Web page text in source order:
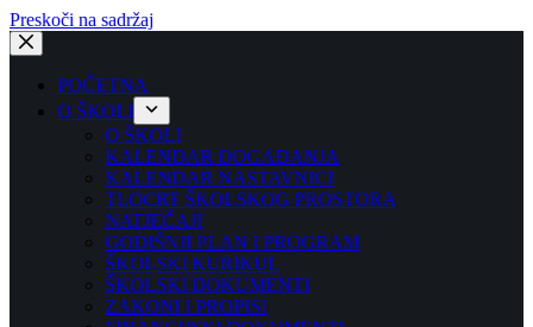
Preskoči na sadržaj
POČETNA
O ŠKOLI
O ŠKOLI
KALENDAR DOGAĐANJA
KALENDAR NASTAVNICI
TLOCRT ŠKOLSKOG PROSTORA
NATJEČAJI
GODIŠNJI PLAN I PROGRAM
ŠKOLSKI KURIKUL
ŠKOLSKI DOKUMENTI
ZAKONI I PROPISI